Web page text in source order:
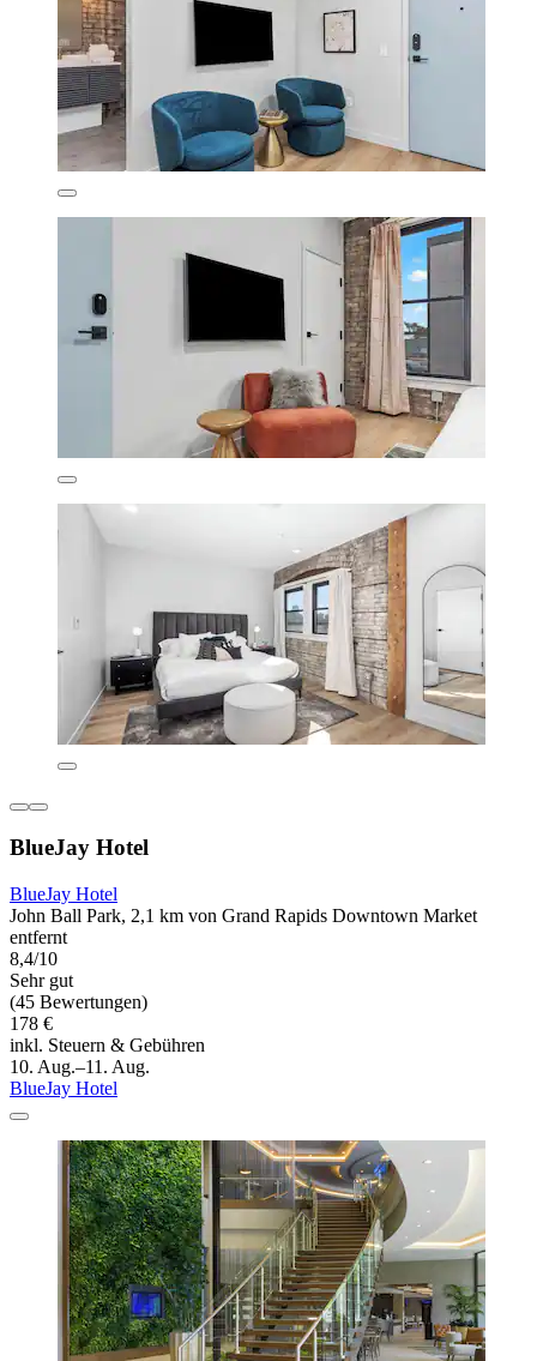
BlueJay Hotel
BlueJay Hotel
John Ball Park, 2,1 km von Grand Rapids Downtown Market
entfernt
8,4/10
Sehr gut
(45 Bewertungen)
178 €
inkl. Steuern & Gebühren
10. Aug.–11. Aug.
BlueJay Hotel